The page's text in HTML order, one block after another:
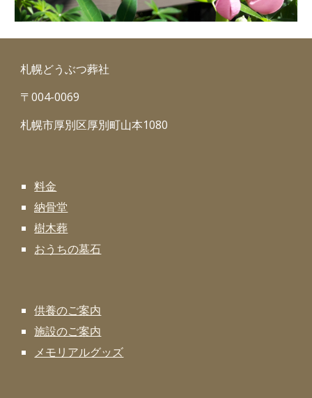
札幌どうぶつ葬社
〒004-0069
札幌市厚別区厚別町山本1080
料金
納骨堂
樹木葬
おうちの墓石
供養のご案内
施設のご案内
メモリアルグッズ